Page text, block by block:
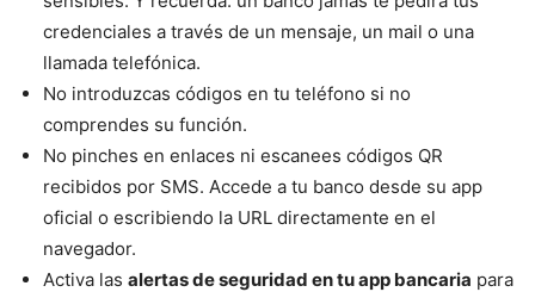
credenciales a través de un mensaje, un mail o una
llamada telefónica.
No introduzcas códigos en tu teléfono si no
comprendes su función.
No pinches en enlaces ni escanees códigos QR
recibidos por SMS. Accede a tu banco desde su app
oficial o escribiendo la URL directamente en el
navegador.
Activa las alertas de seguridad en tu app bancaria para